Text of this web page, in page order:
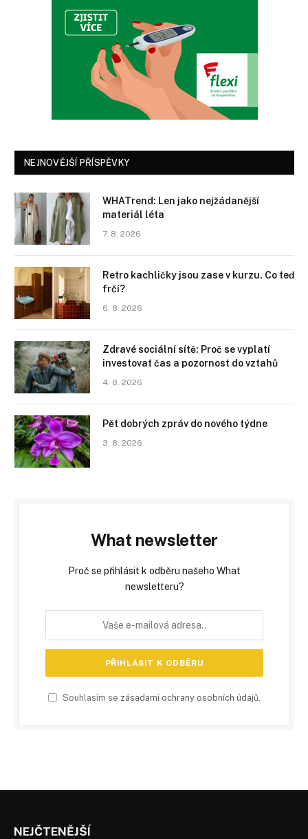
NEJNOVĚJŠÍ PŘÍSPĚVKY
WHATrend: Len jako nejžádanější
materiál léta
7. 8. 2026
Retro kachličky jsou zase v kurzu. Co teď
frčí?
6. 8. 2026
Zdravé sociální sítě: Proč se vyplatí
investovat čas a pozornost do vztahů
4. 8. 2026
Pět dobrých zpráv do nového týdne
3. 8. 2026
What newsletter
Proč se přihlásit k odběru našeho What
newsletteru?
Souhlasím se zásadami ochrany osobních údajů
NEJČTENĚJŠÍ